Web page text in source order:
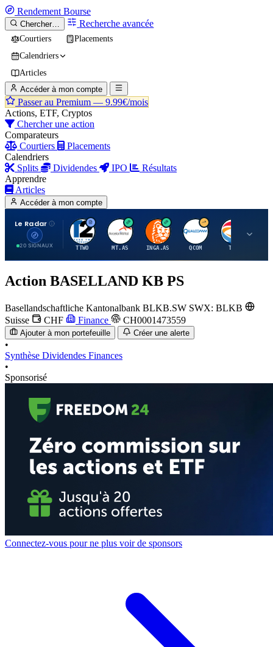
Rendement Bourse
Chercher… Recherche avancée
Courtiers
Placements
Calendriers
Articles
Accéder à mon compte
Passer au Premium — 9.99€/mois
Actions, ETF, Cryptos
Chercher une action
Comparateurs
Courtiers
Placements
Calendriers
Splits
Dividendes IPO
Résultats
Apprendre
Articles
Accéder à mon compte
Le Radar
20 SIGNAUX
T
TTWO
A
MT.AS
I
INGA.AS
Q
QCOM
T
TTE
Action BASELLAND KB PS
Basellandschaftliche Kantonalbank BLKB.SW SWX: BLKB
Suisse
CHF Finance CH0001473559
Ajouter à mon portefeuille Créer une alerte
•
Synthèse Dividendes Finances
•
Sponsorisé
Connectez-vous pour ne plus voir de sponsors